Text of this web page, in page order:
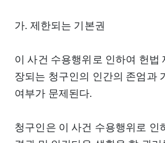
가. 제한되는 기본권
이 사건 수용행위로 인하여 헌법
장되는 청구인의 인간의 존엄과
여부가 문제된다.
청구인은 이 사건 수용행위로 인